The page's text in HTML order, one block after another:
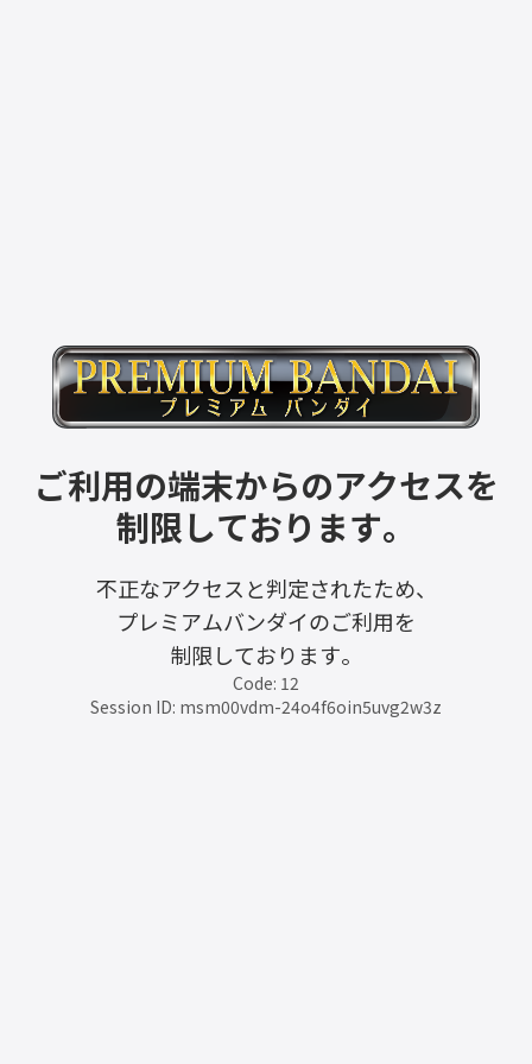
ご利用の端末からのアクセスを
制限しております。
不正なアクセスと判定されたため、
プレミアムバンダイのご利用を
制限しております。
Code: 12
Session ID: msm00vdm-24o4f6oin5uvg2w3z